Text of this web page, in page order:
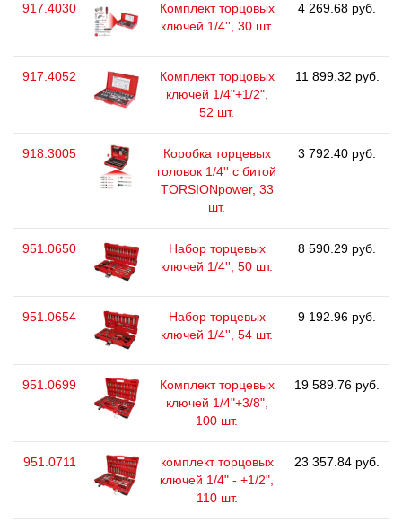
917.4030
Комплект торцовых
ключей 1/4'', 30 шт.
4 269.68 руб.
917.4052
Комплект торцовых
ключей 1/4"+1/2",
52 шт.
11 899.32 руб.
918.3005
Коробка торцевых
головок 1/4'' с битой
TORSIONpower, 33
шт.
3 792.40 руб.
951.0650
Набор торцевых
ключей 1/4'', 50 шт.
8 590.29 руб.
951.0654
Набор торцевых
ключей 1/4'', 54 шт.
9 192.96 руб.
951.0699
Комплект торцевых
ключей 1/4"+3/8",
100 шт.
19 589.76 руб.
951.0711
комплект торцовых
ключей 1/4" - +1/2",
110 шт.
23 357.84 руб.